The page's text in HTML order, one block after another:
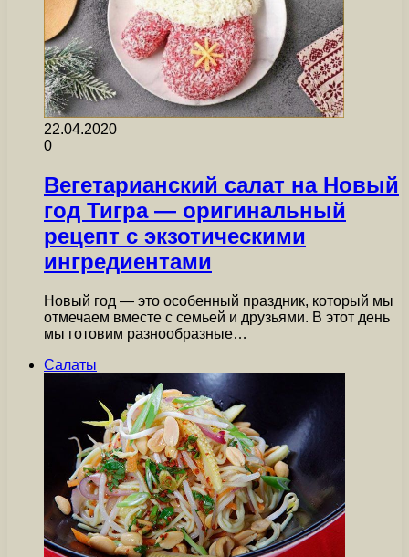
22.04.2020
0
Вегетарианский салат на Новый
год Тигра — оригинальный
рецепт с экзотическими
ингредиентами
Новый год — это особенный праздник, который мы
отмечаем вместе с семьей и друзьями. В этот день
мы готовим разнообразные…
Салаты